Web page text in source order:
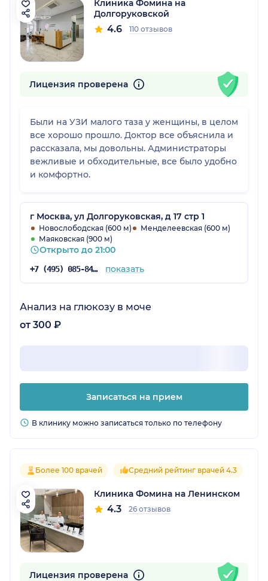
Клиника Фомина на
Долгоруковской
4.6 110 отзывов
Лицензия проверена
Были на УЗИ малого таза у женщины, в целом
все хорошо прошло. Доктор все объяснила и
рассказала, мы довольны. Администраторы
вежливые и обходительные, все было удобно
и комфортно.
г Москва, ул Долгоруковская, д 17 стр 1
Новослободская (600 м)
Менделеевская (600 м)
Маяковская (900 м)
Открыто до 21:00
+7 (495) 085-84-25 показать
Анализ на глюкозу в моче
от 300 ₽
Записаться на прием
В клинику можно записаться только по телефону
Более 100 врачей Средний рейтинг врачей 4.3
Клиника Фомина на Ленинском
4.3 26 отзывов
Лицензия проверена